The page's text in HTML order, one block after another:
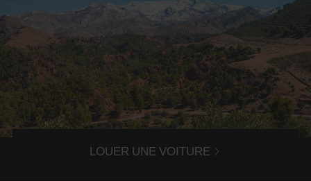
Road trip au Maroc
Grâce à votre voiture de location, partez en road-trip au
Maroc en toute autonomie !
LOUER UNE VOITURE